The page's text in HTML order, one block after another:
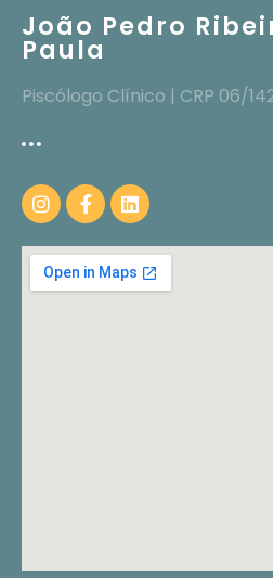
João Pedro
Paula
Piscólogo Clínico | CRP 06/